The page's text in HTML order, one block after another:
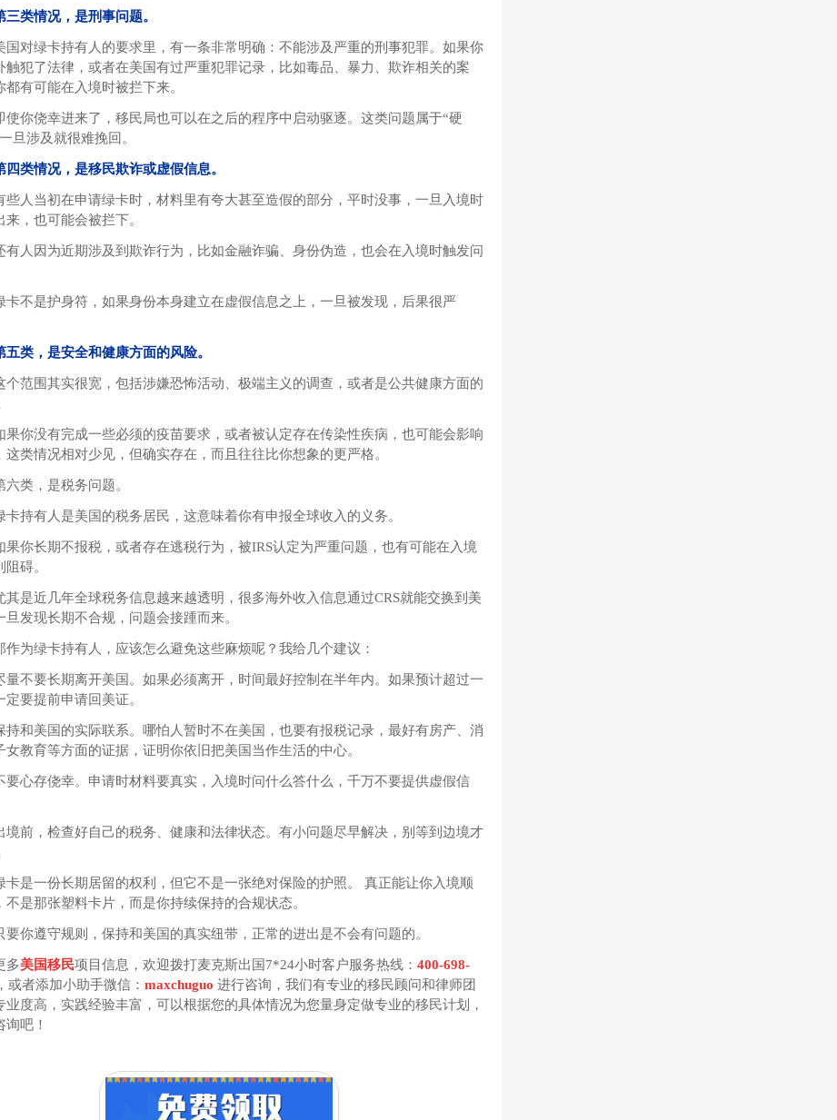
三类情况，是刑事问题。
国对绿卡持有人的要求里，有一条非常明确：不能涉及严重的刑事犯罪。如果你
触犯了法律，或者在美国有过严重犯罪记录，比如毒品、暴力、欺诈相关的案
都有可能在入境时被拦下来。
使你侥幸进来了，移民局也可以在之后的程序中启动驱逐。这类问题属于“硬
旦涉及就很难挽回。
四类情况，是移民欺诈或虚假信息。
些人当初在申请绿卡时，材料里有夸大甚至造假的部分，平时没事，一旦入境时
来，也可能会被拦下。
有人因为近期涉及到欺诈行为，比如金融诈骗、身份伪造，也会在入境时触发问
卡不是护身符，如果身份本身建立在虚假信息之上，一旦被发现，后果很严
五类，是安全和健康方面的风险。
个范围其实很宽，包括涉嫌恐怖活动、极端主义的调查，或者是公共健康方面的
果你没有完成一些必须的疫苗要求，或者被认定存在传染性疾病，也可能会影响
这类情况相对少见，但确实存在，而且往往比你想象的更严格。
六类，是税务问题。
卡持有人是美国的税务居民，这意味着你有申报全球收入的义务。
果你长期不报税，或者存在逃税行为，被IRS认定为严重问题，也有可能在入境
阻碍。
其是近几年全球税务信息越来越透明，很多海外收入信息通过CRS就能交换到美
旦发现长期不合规，问题会接踵而来。
作为绿卡持有人，应该怎么避免这些麻烦呢？我给几个建议：
量不要长期离开美国。如果必须离开，时间最好控制在半年内。如果预计超过一
定要提前申请回美证。
持和美国的实际联系。哪怕人暂时不在美国，也要有报税记录，最好有房产、消
女教育等方面的证据，证明你依旧把美国当作生活的中心。
要心存侥幸。申请时材料要真实，入境时问什么答什么，千万不要提供虚假信
境前，检查好自己的税务、健康和法律状态。有小问题尽早解决，别等到边境才
卡是一份长期居留的权利，但它不是一张绝对保险的护照。 真正能让你入境顺
不是那张塑料卡片，而是你持续保持的合规状态。
要你遵守规则，保持和美国的真实纽带，正常的进出是不会有问题的。
多美国移民项目信息，欢迎拨打麦克斯出国7*24小时客户服务热线：400-698-
，或者添加小助手微信：maxchuguo 进行咨询，我们有专业的移民顾问和律师团
业度高，实践经验丰富，可以根据您的具体情况为您量身定做专业的移民计划，
询吧！